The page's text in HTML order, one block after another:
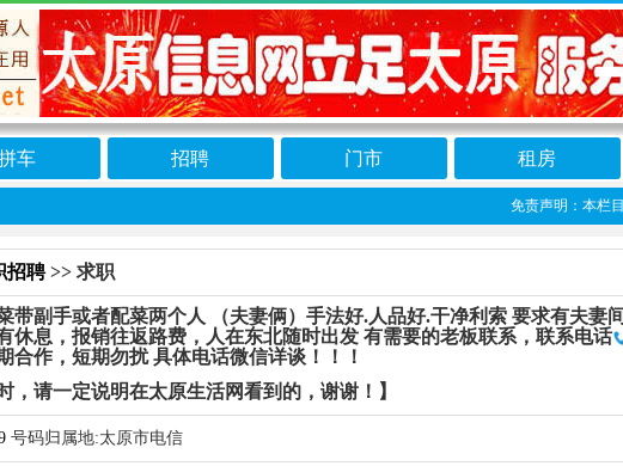
车 招聘 门市 租房
免责声明：本栏目
招聘>> 求职
带副手或者配菜两个人 （夫妻俩）手法好.人品好.干净利索 要求有夫妻
休息，报销往返路费，人在东北随时出发 有需要的老板联系，联系电话
合作，短期勿扰 具体电话微信详谈！！！
，请一定说明在太原生活网看到的，谢谢！】
号码归属地:太原市电信